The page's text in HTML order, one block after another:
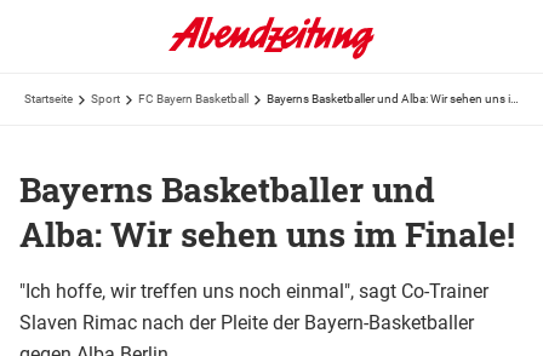
Startseite Sport FC Bayern Basketball
Bayerns Basketballer und
Alba: Wir sehen uns im Finale!
"Ich hoffe, wir treffen uns noch einmal", sagt Co-Trainer
Slaven Rimac nach der Pleite der Bayern-Basketballer